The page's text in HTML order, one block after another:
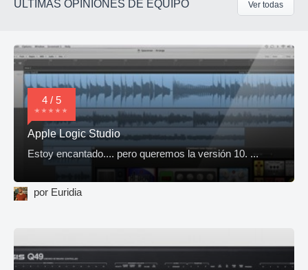
ÚLTIMAS OPINIONES DE EQUIPO Ver todas
4 / 5
Apple Logic Studio
Estoy encantado.... pero queremos la versión 10. ...
por Euridia